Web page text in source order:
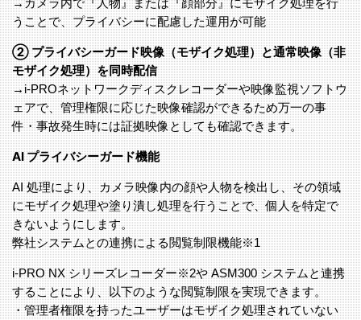
うことで、プライバシーに配慮した運用が可能
➁ プライバシーガード映像（モザイク処理）と通常映像（非
モザイク処理）を同時配信
→i-PROネットワークディスクレコーダーや映像監視ソフトウ
ェアで、管理権限に応じた映像確認ができるため万一の事
件・事故発生時には証拠映像としても確認できます。
AI プライバシーガード機能
AI 処理により、カメラ映像内の顔や人物を検出し、その領域
にモザイク処理や塗り潰し処理を行うことで、個人を特定で
きないようにします。
弊社システムとの連携による閲覧制限機能※1
i-PRO NX シリーズレコーダー※2や ASM300 システムと連携
することにより、以下のような閲覧制限を実現できます。
・管理者権限を持ったユーザーはモザイク処理されていない